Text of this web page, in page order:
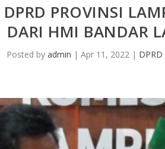
PROVINSI
DARI HMI BANDAR
Posted by admin | Apr 11, 2022| DPRD